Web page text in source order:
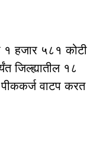
१ हजार ५८१ कोटी
जिल्ह्यातील १८
वाटप करत